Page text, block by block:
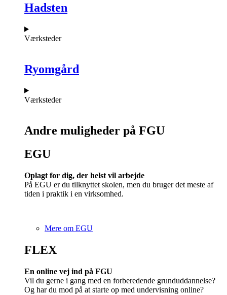
Hadsten
Værksteder
Ryomgård
Værksteder
Andre muligheder på FGU
EGU​
Oplagt for dig, der helst vil arbejde
På EGU er du tilknyttet skolen, men du bruger det meste af
tiden i praktik i en virksomhed.
Mere om EGU
FLEX
En online vej ind på FGU
Vil du gerne i gang med en forberedende grunduddannelse?
Og har du mod på at starte op med undervisning online?